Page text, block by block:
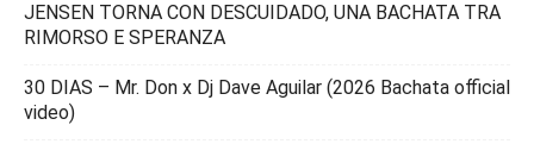
JENSEN TORNA CON DESCUIDADO, UNA BACHATA TRA
RIMORSO E SPERANZA
30 DIAS – Mr. Don x Dj Dave Aguilar (2026 Bachata official
video)